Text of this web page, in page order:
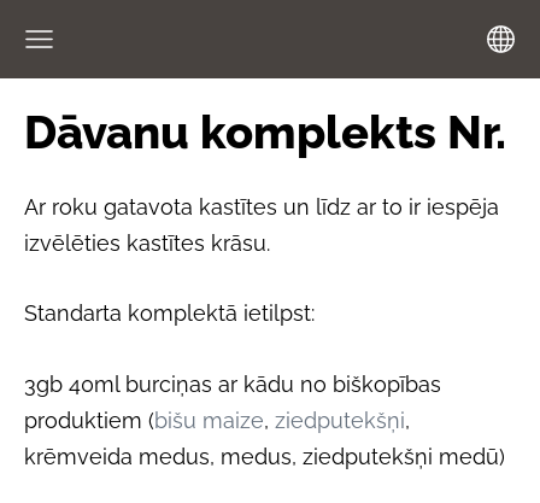
Dāvanu komplekts Nr.
Ar roku gatavota kastītes un līdz ar to ir iespēja
izvēlēties kastītes krāsu.
Standarta komplektā ietilpst:
3gb 40ml burciņas ar kādu no biškopības
produktiem (bišu maize, ziedputekšņi,
krēmveida medus, medus, ziedputekšņi medū)